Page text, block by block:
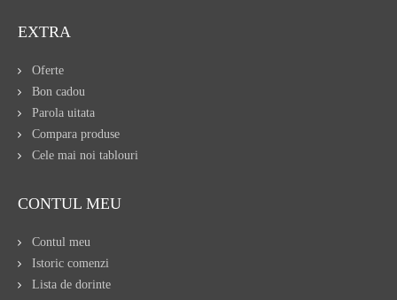
EXTRA
Oferte
Bon cadou
Parola uitata
Compara produse
Cele mai noi tablouri
CONTUL MEU
Contul meu
Istoric comenzi
Lista de dorinte